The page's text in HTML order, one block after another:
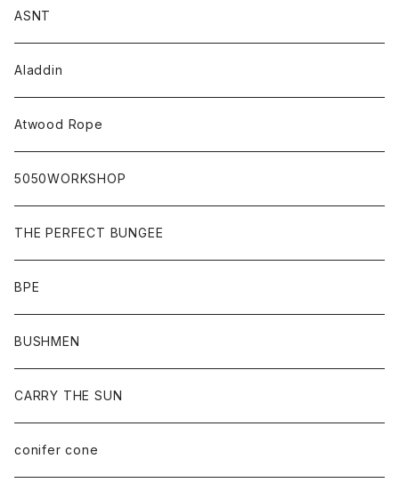
ASNT
Aladdin
Atwood Rope
5050WORKSHOP
THE PERFECT BUNGEE
BPE
BUSHMEN
CARRY THE SUN
conifer cone